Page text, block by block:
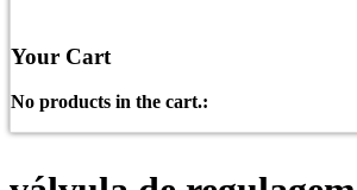
Your Cart
No products in the cart.: